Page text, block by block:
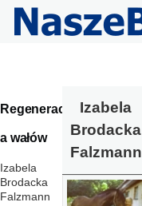
Przejdź do treści
Regeneracj
a wałów
Izabela
Brodacka
Falzmann
Izabela
Brodacka
Falzmann